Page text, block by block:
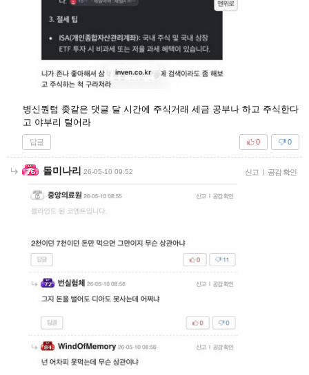
병신퀀텀 좆같은 댓글 달 시간에 주식거래 세금 공부나 하고 주식한다
고 야부리 털어라
답글 0
0
돌미나리 26-05-10 09:52 신고 | 공감 확인